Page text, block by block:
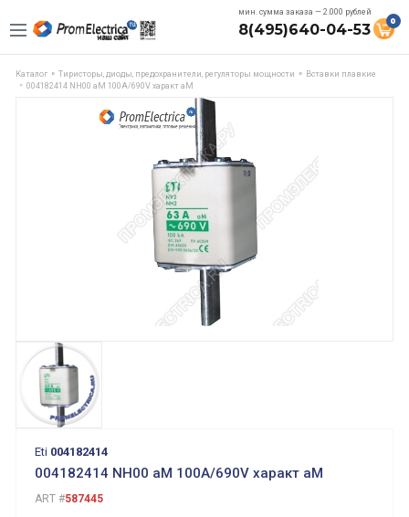
мин. сумма заказа — 2.000 рублей
8(495)640-04-53 0
Каталог Тиристоры, диоды, предохранители, регуляторы мощности
Вставки плавкие
004182414 NH00 aM 100A/690V характ aM
Eti 004182414
004182414 NH00 aM 100A/690V характ aM
ART #587445